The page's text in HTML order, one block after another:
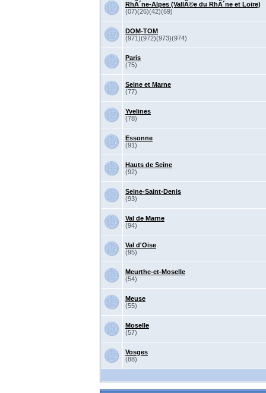
RhÃ´ne-Alpes (VallÃ©e du RhÃ´ne et Loire)
(07)(26)(42)(69)
DOM-TOM
(971)(972)(973)(974)
Paris
(75)
Seine et Marne
(77)
Yvelines
(78)
Essonne
(91)
Hauts de Seine
(92)
Seine-Saint-Denis
(93)
Val de Marne
(94)
Val d'Oise
(95)
Meurthe-et-Moselle
(54)
Meuse
(55)
Moselle
(57)
Vosges
(88)